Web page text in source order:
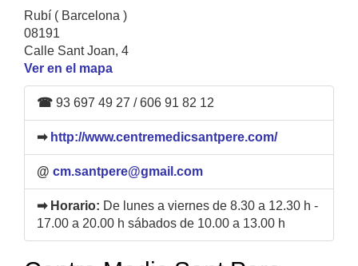
Rubí ( Barcelona )
08191
Calle Sant Joan, 4
Ver en el mapa
☎ 93 697 49 27 / 606 91 82 12
➡ http://www.centremedicsantpere.com/
@ cm.santpere@gmail.com
➡ Horario: De lunes a viernes de 8.30 a 12.30 h -
17.00 a 20.00 h sábados de 10.00 a 13.00 h